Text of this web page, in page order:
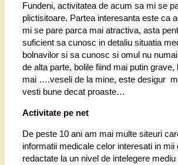
Fundeni, activitatea de acum sa mi se
plictisitoare. Partea interesanta este ca
mi se pare parca mai atractiva, asta
suficient sa cunosc in detaliu situatia
bolnavilor si sa cunosc si omul nu
de alta parte, bolile fiind mai putin grave,
mai ….veseli de la mine, este desigur
vesti bune decat proaste…
Activitate pe net
De peste 10 ani am mai multe siteuri
informatii medicale celor interesati in mii
redactate la un nivel de intelegere mediu